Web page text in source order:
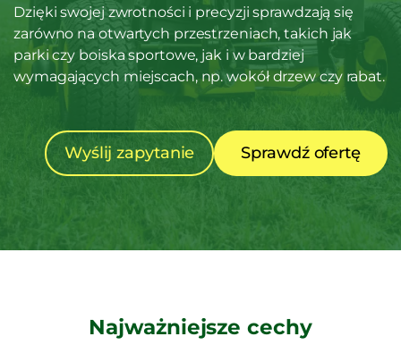
Dzięki swojej zwrotności i precyzji sprawdzają się
zarówno na otwartych przestrzeniach, takich jak
parki czy boiska sportowe, jak i w bardziej
wymagających miejscach, np. wokół drzew czy rabat.
Wyślij zapytanie Sprawdź ofertę
Najważniejsze cechy